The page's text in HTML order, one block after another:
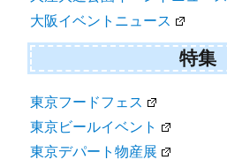
大阪イベントニュース
特集
東京フードフェス
東京ビールイベント
東京デパート物産展